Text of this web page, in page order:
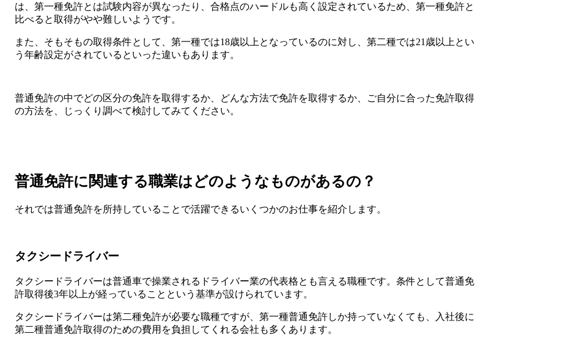
は、第一種免許とは試験内容が異なったり、合格点のハードルも高く設定されているため、第一種免許と
比べると取得がやや難しいようです。
また、そもそもの取得条件として、第一種では18歳以上となっているのに対し、第二種では21歳以上とい
う年齢設定がされているといった違いもあります。
普通免許の中でどの区分の免許を取得するか、どんな方法で免許を取得するか、ご自分に合った免許取得
の方法を、じっくり調べて検討してみてください。
普通免許に関連する職業はどのようなものがあるの？
それでは普通免許を所持していることで活躍できるいくつかのお仕事を紹介します。
タクシードライバー
タクシードライバーは普通車で操業されるドライバー業の代表格とも言える職種です。条件として普通免
許取得後3年以上が経っていることという基準が設けられています。
タクシードライバーは第二種免許が必要な職種ですが、第一種普通免許しか持っていなくても、入社後に
第二種普通免許取得のための費用を負担してくれる会社も多くあります。